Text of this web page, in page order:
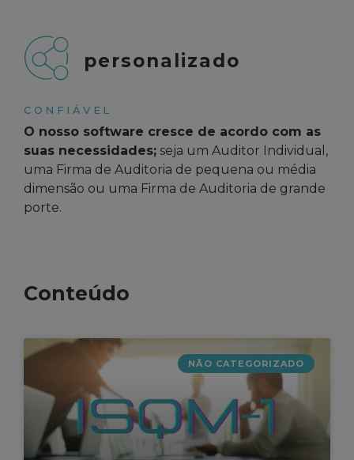
personalizado
CONFIÁVEL
O nosso software cresce de acordo com as
suas necessidades; seja um Auditor Individual,
uma Firma de Auditoria de pequena ou média
dimensão ou uma Firma de Auditoria de grande
porte.
Conteúdo
NÃO CATEGORIZADO